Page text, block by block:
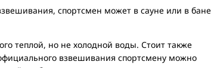
спортсмен может в сауне или в бане
теплой, но не холодной воды. Стоит также
взвешивания спортсмену можно